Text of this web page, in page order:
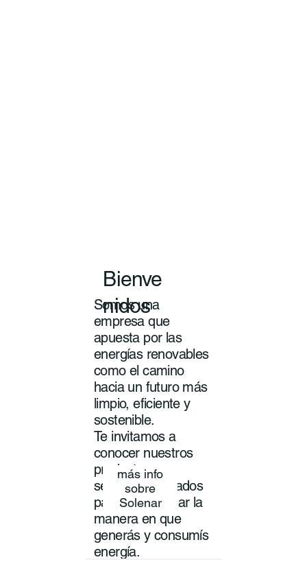
Bienve
nidos
Somos una
empresa que
apuesta por las
energías renovables
como el camino
hacia un futuro más
limpio, eficiente y
sostenible.
Te invitamos a
conocer nuestros
productos y
servicios pensados
para transformar la
manera en que
generás y consumís
energía.
más info
sobre
Solenar